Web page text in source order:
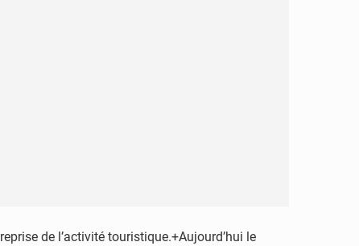
de l’activité touristique.+Aujourd’hui le